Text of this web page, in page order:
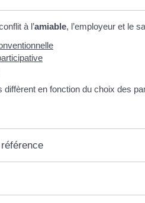
à l’amiable, l’employeur et le
diffèrent en fonction du choix des